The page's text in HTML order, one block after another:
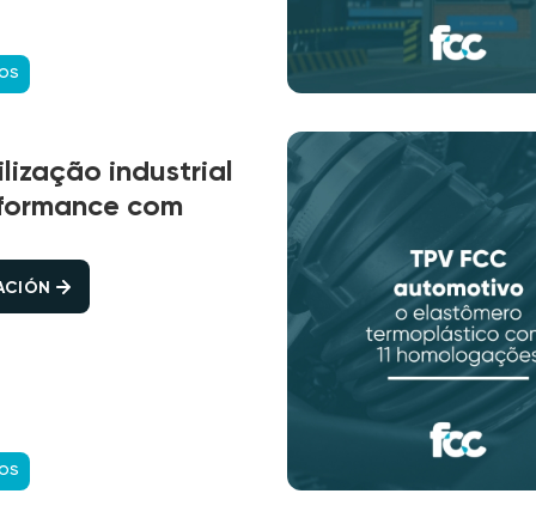
industrial
com